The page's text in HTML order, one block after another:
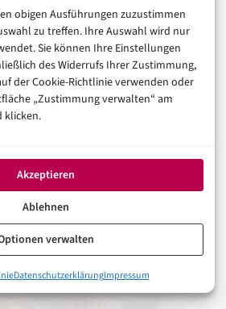
obigen Ausführungen zuzustimmen
zu treffen. Ihre Auswahl wird nur
Sie können Ihre Einstellungen
des Widerrufs Ihrer Zustimmung,
der Cookie-Richtlinie verwenden oder
„Zustimmung verwalten“ am
klicken.
Akzeptieren
Ablehnen
verwalten
DatenschutzerklärungImpressum
beim Durchbruch von
kann Standards in den
Aber bei Siri AI reicht ein
die wichtigsten Apps keinen
kontrolliert zu öffnen.
Das eigentliche Problem ist nicht nur